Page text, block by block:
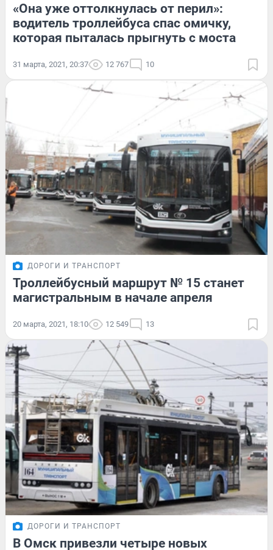
«Она уже оттолкнулась от перил»:
водитель троллейбуса спас омичку,
которая пыталась прыгнуть с моста
31 марта, 2021, 20:37 12 767 10
ДОРОГИ И ТРАНСПОРТ
Троллейбусный маршрут № 15 станет
магистральным в начале апреля
20 марта, 2021, 18:10 12 549 13
ДОРОГИ И ТРАНСПОРТ
В Омск привезли четыре новых